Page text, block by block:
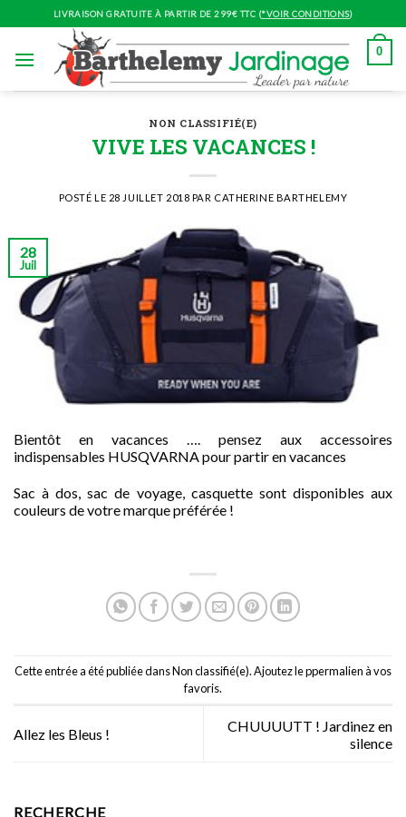
to
LIVRAISON GRATUITE À PARTIR DE 299€ TTC (*VOIR CONDITIONS)
0
RECHERCHE
NON CLASSIFIÉ(E)
VIVE LES VACANCES !
POSTÉ LE 28 JUILLET 2018 PAR CATHERINE BARTHELEMY
28
Juil
Bientôt en vacances …. pensez aux accessoires
indispensables HUSQVARNA pour partir en vacances
Sac à dos, sac de voyage, casquette sont disponibles aux
couleurs de votre marque préférée !
Cette entrée a été publiée dansNon classifié(e). Ajoutez le ppermalienà vos
favoris.
Allez les Bleus !
CHUUUUTT ! Jardinez en
silence